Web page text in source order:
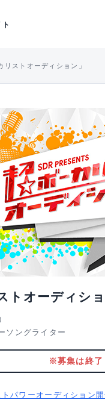
リストオーディション」
トオーディショ
ソングライター
※募集は終了
パワーオーディション